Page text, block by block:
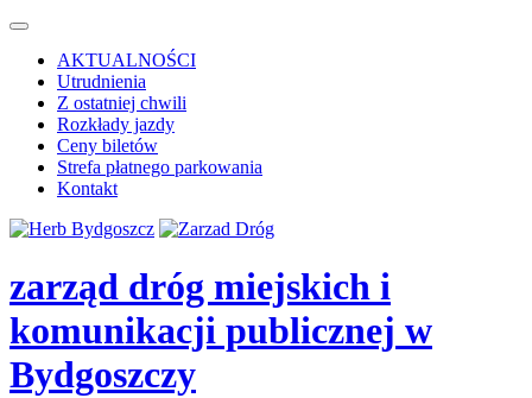
AKTUALNOŚCI
Utrudnienia
Z ostatniej chwili
Rozkłady jazdy
Ceny biletów
Strefa płatnego parkowania
Kontakt
zarząd dróg miejskich i
komunikacji publicznej w
Bydgoszczy